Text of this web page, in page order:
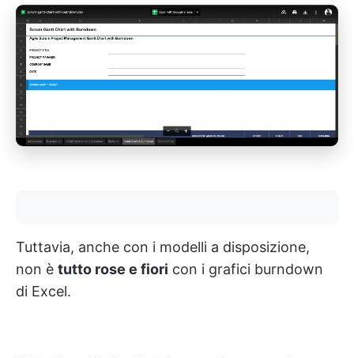
Tuttavia, anche con i modelli a disposizione,
non è tutto rose e fiori con i grafici burndown
di Excel.